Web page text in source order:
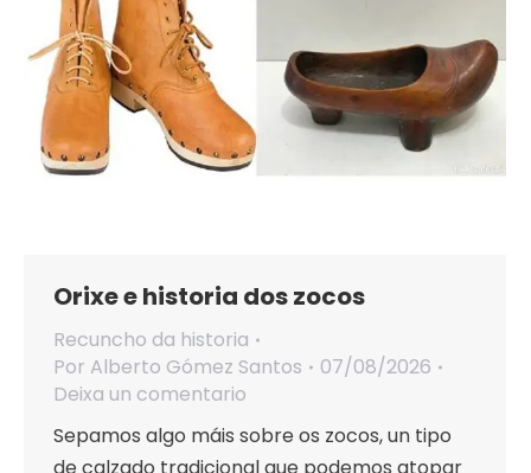
Orixe e historia dos zocos
Recuncho da historia
Por Alberto Gómez Santos
07/08/2026
Deixa un comentario
Sepamos algo máis sobre os zocos, un tipo